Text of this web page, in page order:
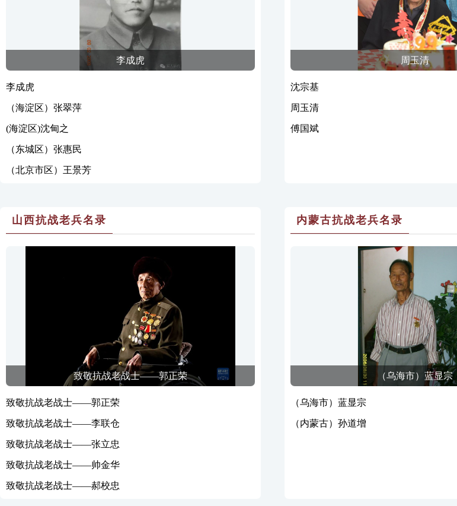
李成虎
李成虎
（海淀区）张翠萍
(海淀区)沈甸之
（东城区）张惠民
（北京市区）王景芳
周玉清
沈宗基
周玉清
傅国斌
山西抗战老兵名录
致敬抗战老战士——郭正荣
致敬抗战老战士——郭正荣
致敬抗战老战士——李联仓
致敬抗战老战士——张立忠
致敬抗战老战士——帅金华
致敬抗战老战士——郝校忠
内蒙古抗战老兵名录
（乌海市）蓝显宗
（乌海市）蓝显宗
（内蒙古）孙道增